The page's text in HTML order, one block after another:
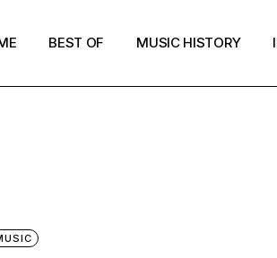
BEST OF MUSIC HISTORY